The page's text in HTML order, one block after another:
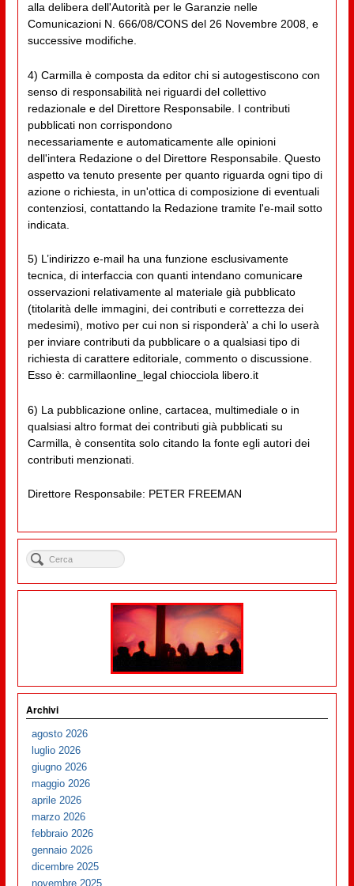
alla delibera dell'Autorità per le Garanzie nelle
Comunicazioni N. 666/08/CONS del 26 Novembre 2008, e
successive modifiche.
4) Carmilla è composta da editor chi si autogestiscono con
senso di responsabilità nei riguardi del collettivo
redazionale e del Direttore Responsabile. I contributi
pubblicati non corrispondono
necessariamente e automaticamente alle opinioni
dell'intera Redazione o del Direttore Responsabile. Questo
aspetto va tenuto presente per quanto riguarda ogni tipo di
azione o richiesta, in un'ottica di composizione di eventuali
contenziosi, contattando la Redazione tramite l'e-mail sotto
indicata.
5) L’indirizzo e-mail ha una funzione esclusivamente
tecnica, di interfaccia con quanti intendano comunicare
osservazioni relativamente al materiale già pubblicato
(titolarità delle immagini, dei contributi e correttezza dei
medesimi), motivo per cui non si risponderà' a chi lo userà
per inviare contributi da pubblicare o a qualsiasi tipo di
richiesta di carattere editoriale, commento o discussione.
Esso è: carmillaonline_legal chiocciola libero.it
6) La pubblicazione online, cartacea, multimediale o in
qualsiasi altro format dei contributi già pubblicati su
Carmilla, è consentita solo citando la fonte egli autori dei
contributi menzionati.
Direttore Responsabile: PETER FREEMAN
Archivi
agosto 2026
luglio 2026
giugno 2026
maggio 2026
aprile 2026
marzo 2026
febbraio 2026
gennaio 2026
dicembre 2025
novembre 2025